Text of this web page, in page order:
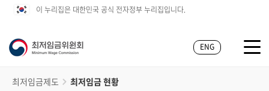
이 누리집은 대한민국 공식 전자정부 누리집입니다.
ENG
최저임금제도 최저임금 현황